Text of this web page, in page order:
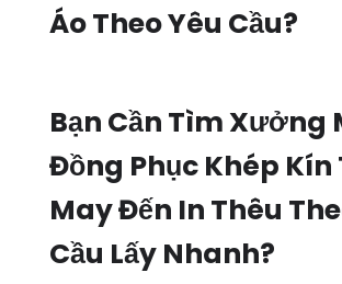
Áo Theo Yêu Cầu?
Bạn Cần Tìm Xưởng
Đồng Phục Khép Kín
May Đến In Thêu
Cầu Lấy Nhanh?